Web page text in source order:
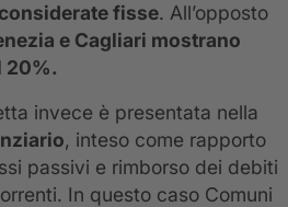
fisse. All’opposto
e Cagliari mostrano
20%.
invece è presentata nella
, inteso come rapporto
passivi e rimborso dei debiti
In questo caso Comuni